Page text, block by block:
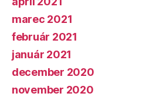
marec 2021
február 2021
január 2021
december 2020
november 2020